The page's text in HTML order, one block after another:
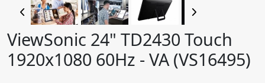
ViewSonic 24" TD2430 Touch
1920x1080 60Hz - VA (VS16495)